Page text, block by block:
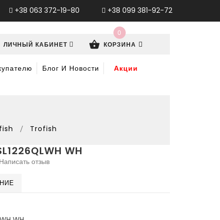
+38 099 381-92-72
+38 063 372-19-80
ЛИЧНЫЙ КАБИНЕТ КОРЗИНА
0
Блог И Новости Акции
Trofish
WH
отзыв